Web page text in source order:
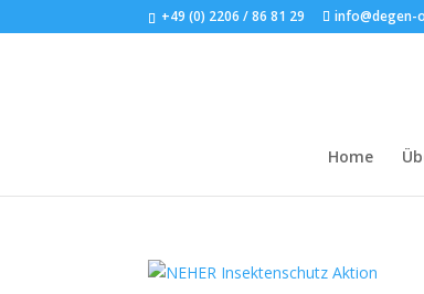
+49 (0) 2206 / 86 81 29 info@degen-
Home